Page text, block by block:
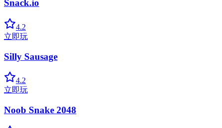
Snack.io
4.2
立即玩
Silly Sausage
4.2
立即玩
Noob Snake 2048